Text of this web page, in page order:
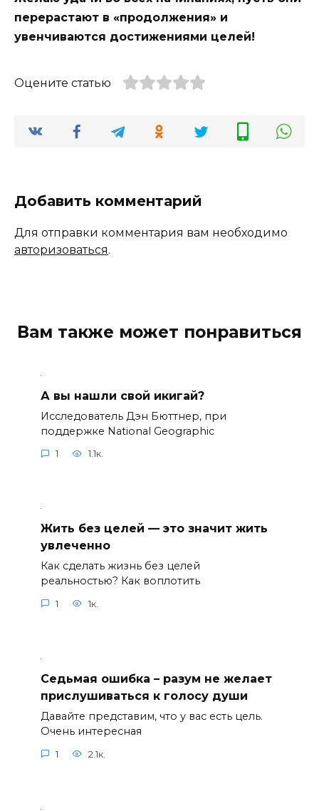
перерастают в «продолжения» и
увенчиваются достижениями целей!
Оцените статью
Добавить комментарий
Для отправки комментария вам необходимо
авторизоваться.
Вам также может понравиться
А вы нашли свой икигай?
Исследователь Дэн Бюттнер, при
поддержке National Geographic
1 1.1к.
Жить без целей — это значит жить
увлеченно
Как сделать жизнь без целей
реальностью? Как воплотить
1 1к.
Седьмая ошибка – разум не желает
прислушиваться к голосу души
Давайте представим, что у вас есть цель.
Очень интересная
1 2.1к.